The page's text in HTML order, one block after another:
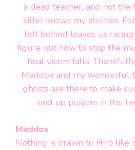
a dead teacher, and not the
killer knows my abilities.
left behind leaves us
figure out how to stop the
final victim falls.
Maddox and my wonderful
ghosts are there to make
end up players in this
Maddox
Nothing is drawn to Hiro like